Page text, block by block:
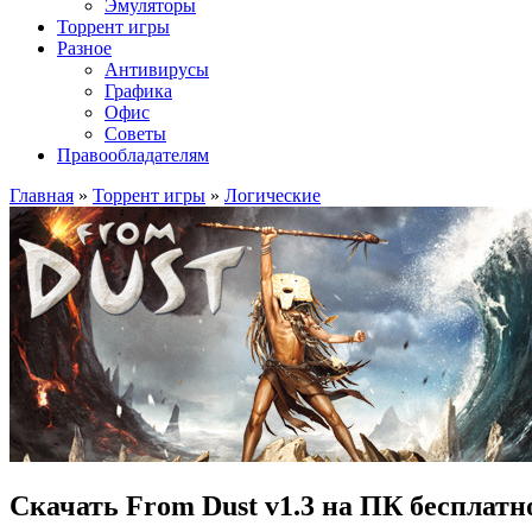
Эмуляторы
Торрент игры
Разное
Антивирусы
Графика
Офис
Советы
Правообладателям
Главная » Торрент игры » Логические
Скачать From Dust v1.3 на ПК